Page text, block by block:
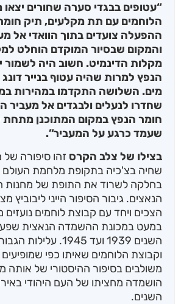
“עטופים בבגדי סערה שחורים יצאו
הלוחמים עם תת מקלעים, תיק
ההפעלה צועדים בתוך הוואדי אל
והמקום שבסיור המוקדם הוחלט
מקלות הדינמיט. חשוב היה לשמור
הנפץ למרות שהיה עטוף בנייר
מים. השלושה התקדמו במהירות
שחדרו לנעלים ולבגדים אל מעביר
חומר הנפץ במקום המתוכנן מתחת
שעמד כרגע על המעביר”.
בצילו של צלב הקרס זהו סיפורה
שחיה בצ'כיה בתקופת מלחמת העולם
בחלקה לשרוד את התופת של
הנאצים. גיבור הסיפור הייני ליבוביץ
הצכים ויחד עם קבוצת לוחמים נועזים
במעט במכונת ההשמדה הנאצית
השנים 1939 ועד 1945.
וקבוצת הלוחמים שאיתו כפי
משולבים בסיפור ההיסטורי של אותה
הושמדה מחציתו של העם היהודי
השנים.